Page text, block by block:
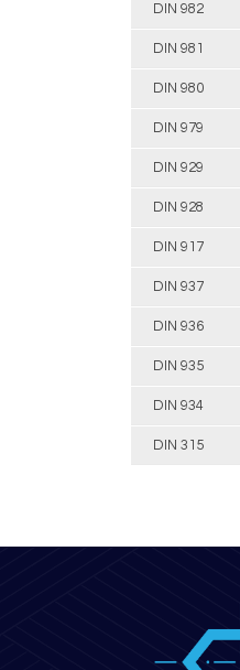
DIN 982
DIN 981
DIN 980
DIN 979
DIN 929
DIN 928
DIN 917
DIN 937
DIN 936
DIN 935
DIN 934
DIN 315